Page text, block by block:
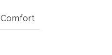
Comfort